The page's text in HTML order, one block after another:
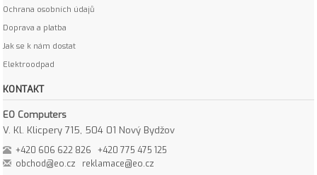
Ochrana osobních údajů
Doprava a platba
Jak se k nám dostat
Elektroodpad
KONTAKT
EO Computers
V. Kl. Klicpery 715, 504 01 Nový Bydžov
+420 606 622 826
+420 775 475 125
obchod@eo.cz
reklamace@eo.cz